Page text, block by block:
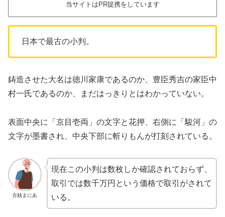
当サイトはPR提携をしています
日本で最古の小判。
鋳造させた大名は徳川家康であるのか、豊臣秀吉の家臣中
村一氏であるのか、まだはっきりとはわかっていない。
表面中央に「京目壱両」の文字と花押、右側に「駿河」の
文字が墨書され、中央下部に斬りもんが打刻されている。
古銭まにあ
現在この小判は数枚しか確認されておらず、
取引では数千万円という価格で取引がされて
いる。